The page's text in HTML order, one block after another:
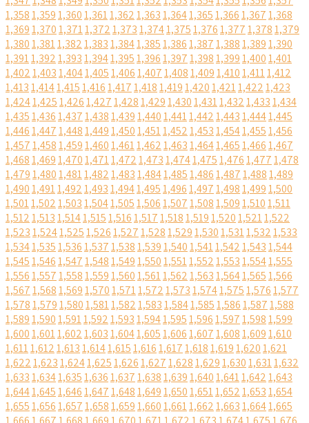
1,3581,3591,3601,3611,3621,3631,3641,3651,3661,3671,368
1,3691,3701,3711,3721,3731,3741,3751,3761,3771,3781,379
1,3801,3811,3821,3831,3841,3851,3861,3871,3881,3891,390
1,3911,3921,3931,3941,3951,3961,3971,3981,3991,4001,401
1,4021,4031,4041,4051,4061,4071,4081,4091,4101,4111,412
1,4131,4141,4151,4161,4171,4181,4191,4201,4211,4221,423
1,4241,4251,4261,4271,4281,4291,4301,4311,4321,4331,434
1,4351,4361,4371,4381,4391,4401,4411,4421,4431,4441,445
1,4461,4471,4481,4491,4501,4511,4521,4531,4541,4551,456
1,4571,4581,4591,4601,4611,4621,4631,4641,4651,4661,467
1,4681,4691,4701,4711,4721,4731,4741,4751,4761,4771,478
1,4791,4801,4811,4821,4831,4841,4851,4861,4871,4881,489
1,4901,4911,4921,4931,4941,4951,4961,4971,4981,4991,500
1,5011,5021,5031,5041,5051,5061,5071,5081,5091,5101,511
1,5121,5131,5141,5151,5161,5171,5181,5191,5201,5211,522
1,5231,5241,5251,5261,5271,5281,5291,5301,5311,5321,533
1,5341,5351,5361,5371,5381,5391,5401,5411,5421,5431,544
1,5451,5461,5471,5481,5491,5501,5511,5521,5531,5541,555
1,5561,5571,5581,5591,5601,5611,5621,5631,5641,5651,566
1,5671,5681,5691,5701,5711,5721,5731,5741,5751,5761,577
1,5781,5791,5801,5811,5821,5831,5841,5851,5861,5871,588
1,5891,5901,5911,5921,5931,5941,5951,5961,5971,5981,599
1,6001,6011,6021,6031,6041,6051,6061,6071,6081,6091,610
1,6111,6121,6131,6141,6151,6161,6171,6181,6191,6201,621
1,6221,6231,6241,6251,6261,6271,6281,6291,6301,6311,632
1,6331,6341,6351,6361,6371,6381,6391,6401,6411,6421,643
1,6441,6451,6461,6471,6481,6491,6501,6511,6521,6531,654
1,6551,6561,6571,6581,6591,6601,6611,6621,6631,6641,665